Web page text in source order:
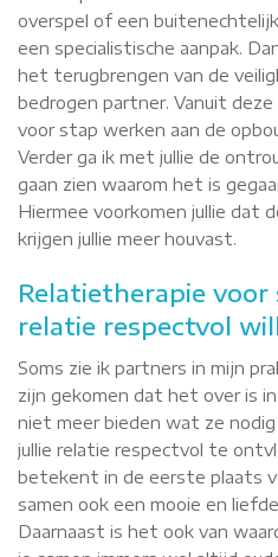
overspel of een
een specialistische aanpak.
het terugbrengen van de
bedrogen partner. Vanuit
voor stap werken aan de
Verder ga ik met jullie de
gaan zien waarom het is
Hiermee voorkomen jullie dat
krijgen jullie meer houvast.
Relatietherapie
relatie respectvol
Soms zie ik partners in mijn
zijn gekomen dat het over is
niet meer bieden wat ze nodig
jullie relatie respectvol te
betekent in de eerste plaats
samen ook een mooie en
Daarnaast is het ook van